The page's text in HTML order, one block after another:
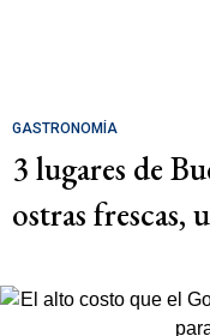
GASTRONOMÍA
3 lugares de
ostras frescas,